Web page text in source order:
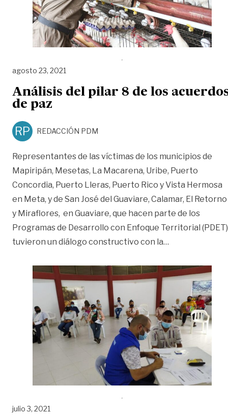
agosto 23, 2021
Análisis del pilar 8 de los
de paz
RP REDACCIÓN PDM
Representantes de las víctimas de los municipios de
Mapiripán, Mesetas, La Macarena, Uribe, Puerto
Concordia, Puerto Lleras, Puerto Rico y Vista Hermosa
en Meta, y de San José del Guaviare, Calamar, El Retorno
y Miraflores, en Guaviare, que hacen parte de los
Programas de Desarrollo con Enfoque Territorial (PDET)
tuvieron un diálogo constructivo con la…
julio 3, 2021